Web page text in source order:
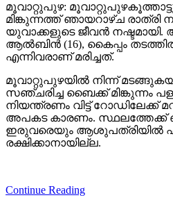
മൂവാറ്റുപുഴ:
മിങ്കുന്നത്ത് ഞായറാഴ്ച
യുവാക്കളുടെ ജീവന്‍
ആല്‍ബിന്‍ (16), കൈപ്പം
എന്നിവരാണ് മരിച്ചത്.
മൂവാറ്റുപുഴയില്‍ നിന്ന്
സഞ്ചരിച്ച ബൈക്ക് മിങ്കുന്നം
നിയന്ത്രണം വിട്ട്
അപകട കാരണം. സ്ഥലത്തേക്ക്
ഇരുവരെയും ആശുപത്രിയില്‍
രക്ഷിക്കാനായില്ല.
Continue Reading